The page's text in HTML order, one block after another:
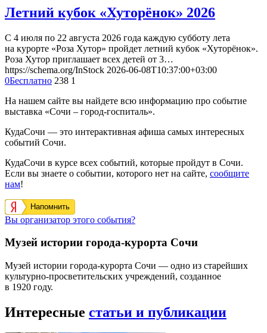
Летний кубок «Хуторёнок» 2026
С 4 июля по 22 августа 2026 года каждую субботу лета
на курорте «Роза Хутор» пройдет летний кубок «Хуторёнок».
Роза Хутор приглашает всех детей от 3…
https://schema.org/InStock 2026-06-08T10:37:00+03:00
0Бесплатно 238 1
На нашем сайте вы найдете всю информацию про событие
выставка «Сочи – город-госпиталь».
КудаСочи — это интерактивная афиша самых интересных
событий Сочи.
КудаСочи в курсе всех событий, которые пройдут в Сочи.
Если вы знаете о событии, которого нет на сайте, сообщите
нам!
Напомнить
Вы организатор этого события?
Музей истории города-курорта Сочи
Музей истории города-курорта Сочи — одно из старейших
культурно-просветительских учреждений, созданное
в 1920 году.
Интересные статьи и публикации